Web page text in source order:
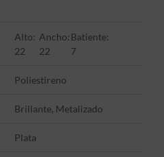
Alto:
22
Ancho:
22
Batiente:
7
Poliestireno
Brillante, Metalizado
Plata